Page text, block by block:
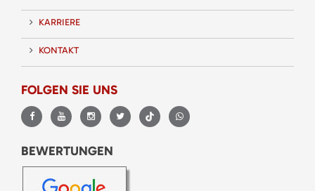
KARRIERE
KONTAKT
FOLGEN SIE UNS
BEWERTUNGEN